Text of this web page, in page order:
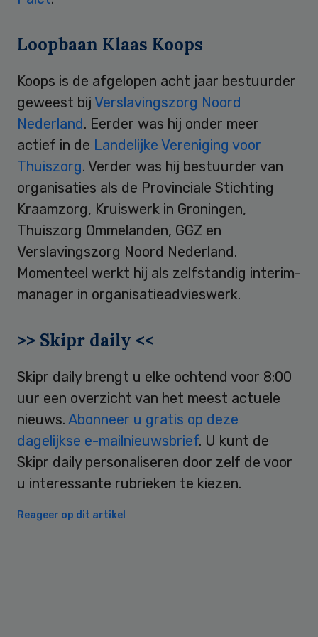
Loopbaan Klaas Koops
Koops is de afgelopen acht jaar bestuurder
geweest bij Verslavingszorg Noord
Nederland. Eerder was hij onder meer
actief in de Landelijke Vereniging voor
Thuiszorg. Verder was hij bestuurder van
organisaties als de Provinciale Stichting
Kraamzorg, Kruiswerk in Groningen,
Thuiszorg Ommelanden, GGZ en
Verslavingszorg Noord Nederland.
Momenteel werkt hij als zelfstandig interim-
manager in organisatieadvieswerk.
>> Skipr daily <<
Skipr daily brengt u elke ochtend voor 8:00
uur een overzicht van het meest actuele
nieuws. Abonneer u gratis op deze
dagelijkse e-mailnieuwsbrief. U kunt de
Skipr daily personaliseren door zelf de voor
u interessante rubrieken te kiezen.
Reageer op dit artikel